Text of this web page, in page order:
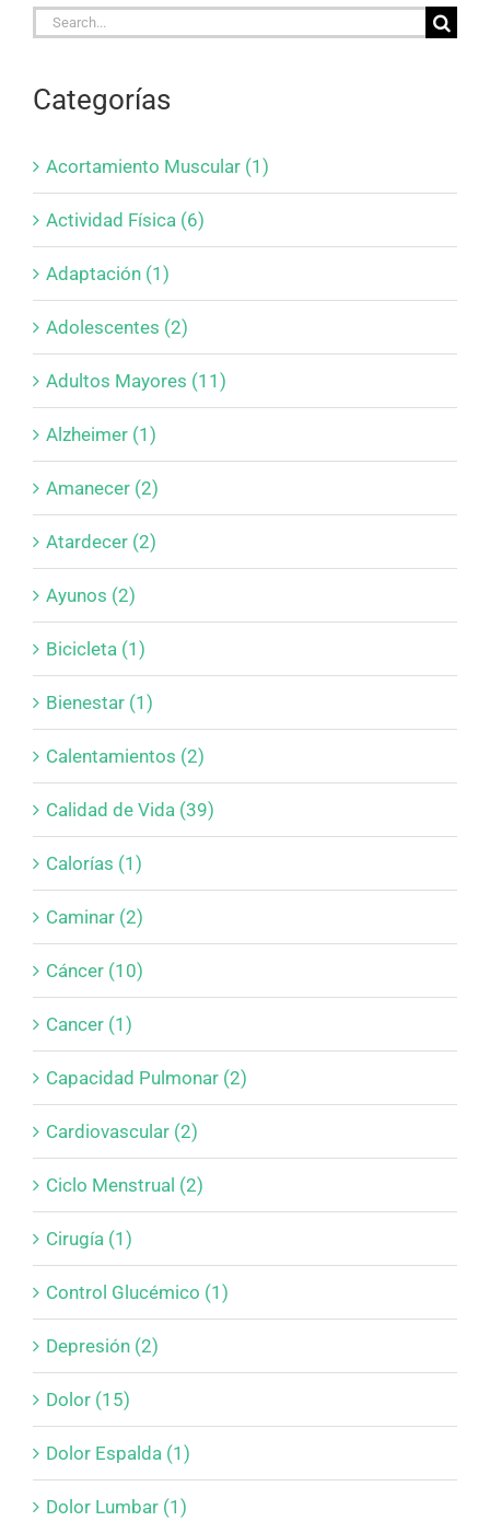
Search
Categorías
Acortamiento Muscular (1)
Actividad Física (6)
Adaptación (1)
Adolescentes (2)
Adultos Mayores (11)
Alzheimer (1)
Amanecer (2)
Atardecer (2)
Ayunos (2)
Bicicleta (1)
Bienestar (1)
Calentamientos (2)
Calidad de Vida (39)
Calorías (1)
Caminar (2)
Cáncer (10)
Cancer (1)
Capacidad Pulmonar (2)
Cardiovascular (2)
Ciclo Menstrual (2)
Cirugía (1)
Control Glucémico (1)
Depresión (2)
Dolor (15)
Dolor Espalda (1)
Dolor Lumbar (1)